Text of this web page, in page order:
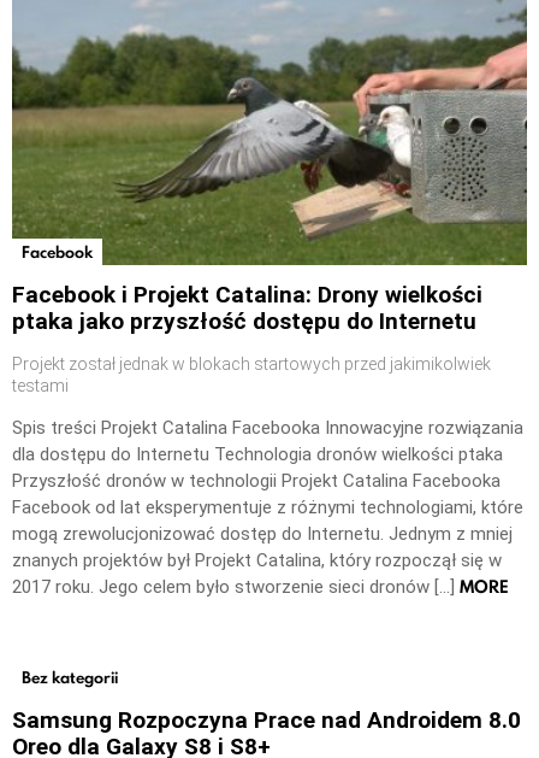
Facebook
Facebook i Projekt Catalina: Drony wielkości
ptaka jako przyszłość dostępu do Internetu
Projekt został jednak w blokach startowych przed jakimikolwiek
testami
Spis treści Projekt Catalina Facebooka Innowacyjne rozwiązania
dla dostępu do Internetu Technologia dronów wielkości ptaka
Przyszłość dronów w technologii Projekt Catalina Facebooka
Facebook od lat eksperymentuje z różnymi technologiami, które
mogą zrewolucjonizować dostęp do Internetu. Jednym z mniej
znanych projektów był Projekt Catalina, który rozpoczął się w
2017 roku. Jego celem było stworzenie sieci dronów […] MORE
Bez kategorii
Samsung Rozpoczyna Prace nad Androidem 8.0
Oreo dla Galaxy S8 i S8+